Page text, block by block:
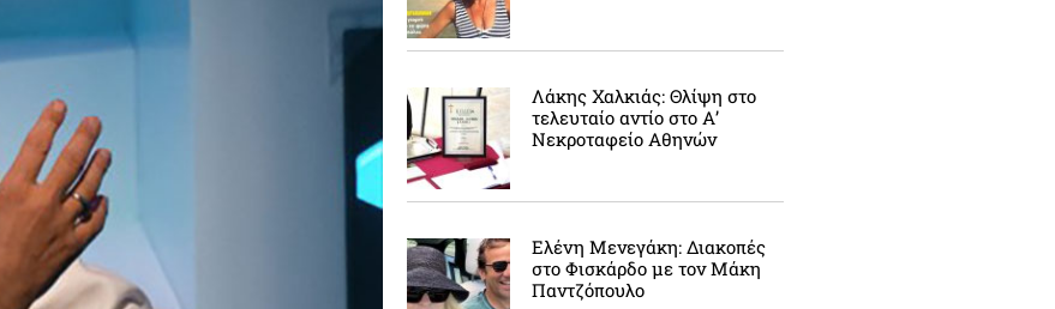
Λάκης Χαλκιάς: Θλίψη στο
τελευταίο αντίο στο Α’
Νεκροταφείο Αθηνών
Ελένη Μενεγάκη: Διακοπές
στο Φισκάρδο με τον Μάκη
Παντζόπουλο